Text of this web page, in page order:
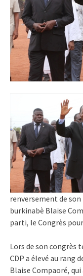
renversement de
burkinabè Blaise
parti, le Congrès
Lors de son congrès
CDP a élevé au rang
Blaise Compaoré,